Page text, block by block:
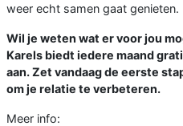
weer echt samen gaat genieten.
Wil je weten wat er voor jou
Karels biedt iedere maand
aan. Zet vandaag de eerste
om je relatie te verbeteren.
Meer info: